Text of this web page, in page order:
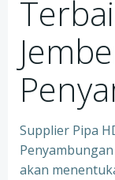
Supplier Pipa
akan